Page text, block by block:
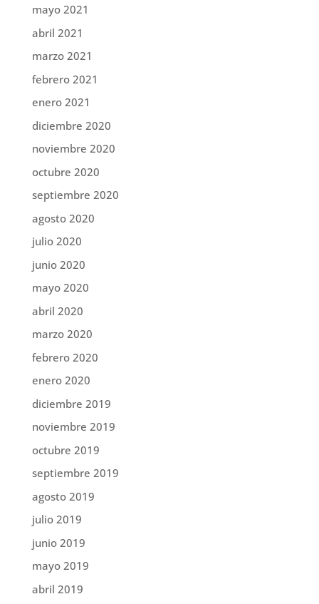
mayo 2021
abril 2021
marzo 2021
febrero 2021
enero 2021
diciembre 2020
noviembre 2020
octubre 2020
septiembre 2020
agosto 2020
julio 2020
junio 2020
mayo 2020
abril 2020
marzo 2020
febrero 2020
enero 2020
diciembre 2019
noviembre 2019
octubre 2019
septiembre 2019
agosto 2019
julio 2019
junio 2019
mayo 2019
abril 2019